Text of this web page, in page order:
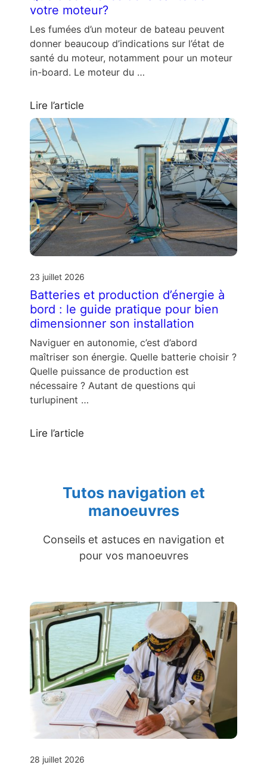
votre moteur?
Les fumées d’un moteur de bateau peuvent
donner beaucoup d’indications sur l’état de
santé du moteur, notamment pour un moteur
in-board. Le moteur du …
Lire l’article
23 juillet 2026
Batteries et production d’énergie à
bord : le guide pratique pour bien
dimensionner son installation
Naviguer en autonomie, c’est d’abord
maîtriser son énergie. Quelle batterie choisir ?
Quelle puissance de production est
nécessaire ? Autant de questions qui
turlupinent …
Lire l’article
Tutos navigation et
manoeuvres
Conseils et astuces en navigation et
pour vos manoeuvres
28 juillet 2026